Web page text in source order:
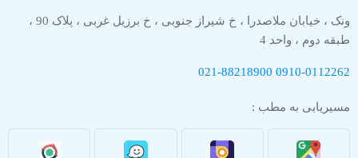
ونک ، خیابان ملاصدرا ، خ شیراز جنوبی ، خ برزیل غربی ، پلاک 90 ،
طبقه دوم ، واحد 4
0910-0112262
021-88218900
مسیریابی به مطب :